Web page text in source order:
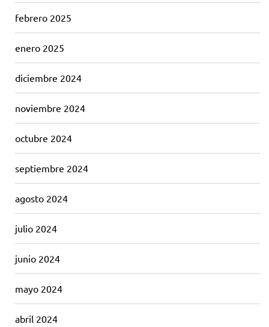
febrero 2025
enero 2025
diciembre 2024
noviembre 2024
octubre 2024
septiembre 2024
agosto 2024
julio 2024
junio 2024
mayo 2024
abril 2024